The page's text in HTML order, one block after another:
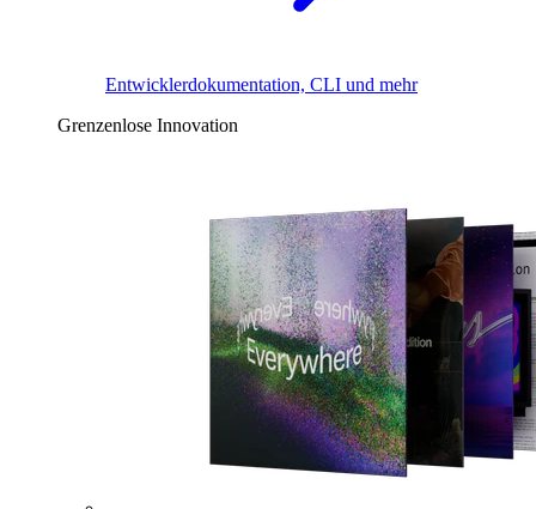
Entwicklerdokumentation, CLI und mehr
Grenzenlose Innovation